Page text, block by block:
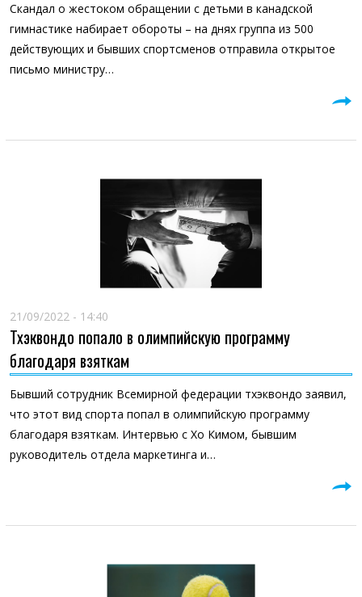
Скандал о жестоком обращении с детьми в канадской
гимнастике набирает обороты – на днях группа из 500
действующих и бывших спортсменов отправила открытое
письмо министру…
21/09/2022 - 14:40
Тхэквондо попало в олимпийскую программу
благодаря взяткам
Бывший сотрудник Всемирной федерации тхэквондо заявил,
что этот вид спорта попал в олимпийскую программу
благодаря взяткам. Интервью с Хо Кимом, бывшим
руководитель отдела маркетинга и…